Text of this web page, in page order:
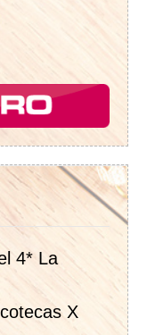
4* La
X